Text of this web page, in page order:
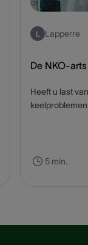
L Lapperre
De NKO-arts
Heeft u last
stellen van
5 min.